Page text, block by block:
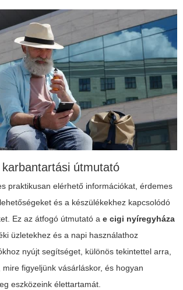
útmutató
praktikusan elérhető információkat, érdemes
és a készülékekhez kapcsolódó
Ez az átfogó útmutató a e cigi nyíregyháza
üzletekhez és a napi használathoz
nyújt segítséget, különös tekintettel arra,
figyeljünk vásárláskor, és hogyan
eszközeink élettartamát.